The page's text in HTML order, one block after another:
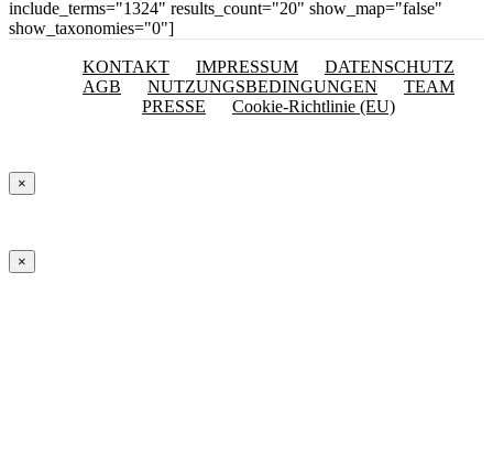
include_terms="1324" results_count="20" show_map="false"
show_taxonomies="0"]
KONTAKT IMPRESSUM
DATENSCHUTZ
AGB
NUTZUNGSBEDINGUNGEN
TEAM
PRESSE
Cookie-Richtlinie (EU)
×
×